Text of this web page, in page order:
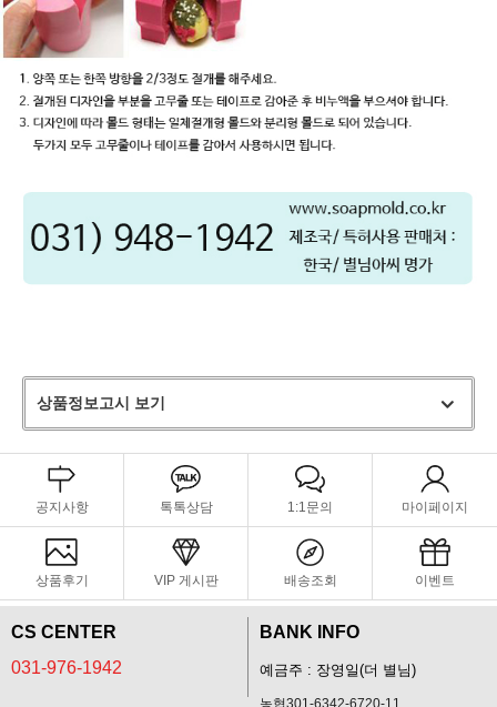
상품정보고시 보기
공지사항 톡톡상담 1:1문의 마이페이지
상품후기 VIP 게시판 배송조회 이벤트
CS CENTER
031-976-1942
BANK INFO
예금주 : 장영일(더 별님)